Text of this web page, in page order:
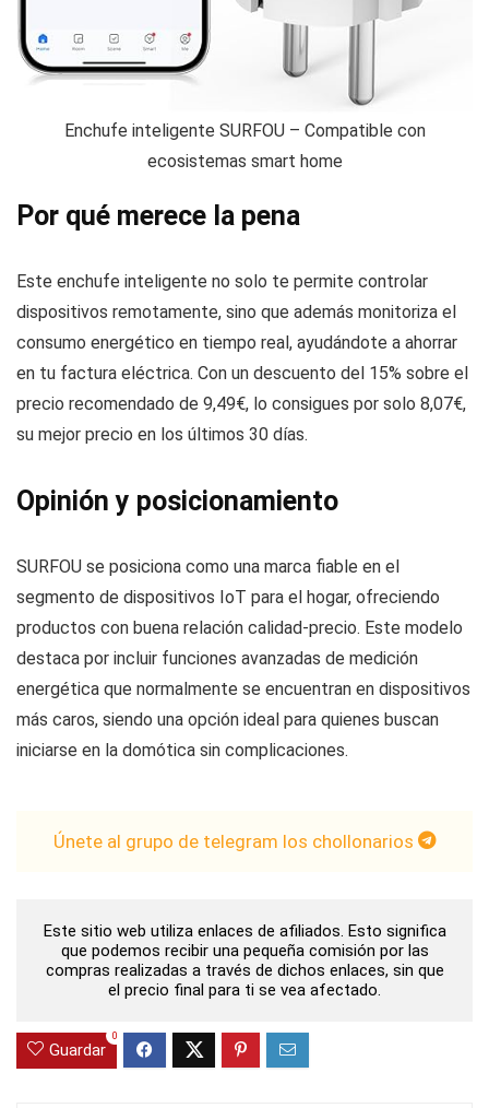
Enchufe inteligente SURFOU – Compatible con
ecosistemas smart home
Por qué merece la pena
Este enchufe inteligente no solo te permite controlar
dispositivos remotamente, sino que además monitoriza el
consumo energético en tiempo real, ayudándote a ahorrar
en tu factura eléctrica. Con un descuento del 15% sobre el
precio recomendado de 9,49€, lo consigues por solo 8,07€,
su mejor precio en los últimos 30 días.
Opinión y posicionamiento
SURFOU se posiciona como una marca fiable en el
segmento de dispositivos IoT para el hogar, ofreciendo
productos con buena relación calidad-precio. Este modelo
destaca por incluir funciones avanzadas de medición
energética que normalmente se encuentran en dispositivos
más caros, siendo una opción ideal para quienes buscan
iniciarse en la domótica sin complicaciones.
Únete al grupo de telegram los chollonarios
Este sitio web utiliza enlaces de afiliados. Esto significa
que podemos recibir una pequeña comisión por las
compras realizadas a través de dichos enlaces, sin que
el precio final para ti se vea afectado.
Guardar
0